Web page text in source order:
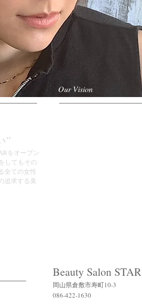
”
をオープン
してもその
全ての女性
追求する美
Our Vision
Beauty Salon STAR
岡山県倉敷市寿町10-3
086-422-1630